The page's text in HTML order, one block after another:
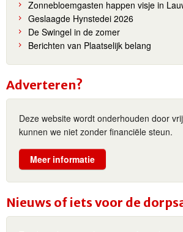
Zonnebloemgasten happen visje in
Geslaagde Hynstedei 2026
De Swingel in de zomer
Berichten van Plaatselijk belang
Adverteren?
Deze website wordt onderhouden door
kunnen we niet zonder financiële steun.
Meer informatie
Nieuws of iets voor de